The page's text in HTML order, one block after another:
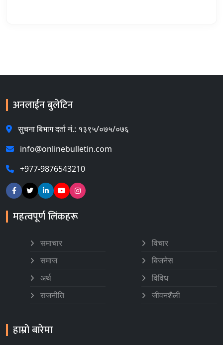
अनलाईन बुलेटिन
सुचना बिभाग दर्ता नं.: १३९५/०७५/०७६
info@onlinebulletin.com
+977-9876543210
महत्वपूर्ण लिंकहरू
समाचार
समाज
अर्थ
राजनीति
विचार
बिजनेस
विविध
जीवनशैली
हाम्रो बारेमा